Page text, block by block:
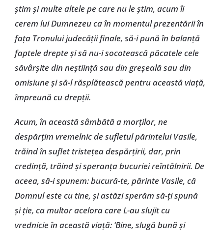
ştim şi multe altele pe care nu le ştim, acum îi
cerem lui Dumnezeu ca în momentul prezentării în
faţa Tronului judecăţii finale, să-i pună în balanţă
faptele drepte şi să nu-i socotească păcatele cele
săvârşite din neştiinţă sau din greşeală sau din
omisiune şi să-l răsplătească pentru această viaţă,
împreună cu drepţii.
Acum, în această sâmbătă a morţilor, ne
despărţim vremelnic de sufletul părintelui Vasile,
trăind în suflet tristeţea despărţirii, dar, prin
credinţă, trăind şi speranţa bucuriei reîntâlnirii. De
aceea, să-i spunem: bucură-te, părinte Vasile, că
Domnul este cu tine, şi astăzi sperăm să-ţi spună
şi ţie, ca multor acelora care L-au slujit cu
vrednicie în această viaţă: ‘Bine, slugă bună şi